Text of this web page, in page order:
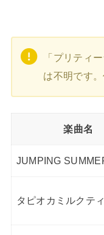
「プリティ
は不明です
楽曲名
JUMPING
タピオカミルクテ